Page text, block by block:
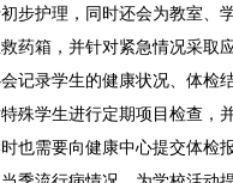
步护理，同时还会为教室、
药箱，并针对紧急情况采取应
录学生的健康状况、体检
殊学生进行定期项目检查，
也需要向健康中心提交体检报